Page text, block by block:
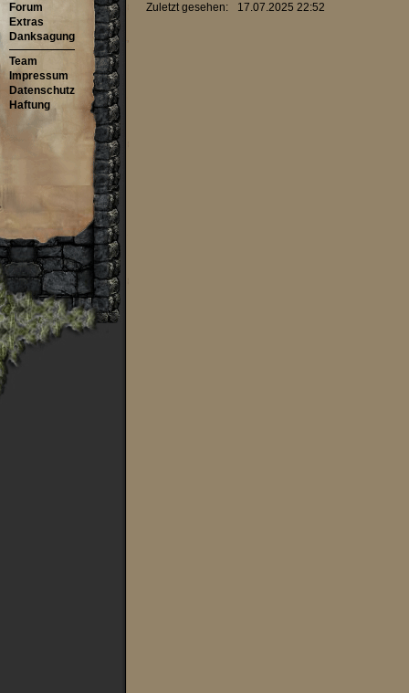
Forum
Extras
Danksagung
Team
Impressum
Datenschutz
Haftung
Zuletzt gesehen: 17.07.2025 22:52